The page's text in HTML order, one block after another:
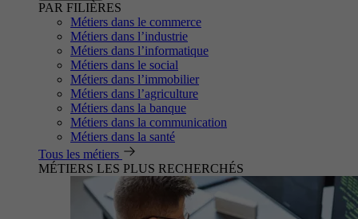
PAR FILIÈRES
Métiers dans le commerce
Métiers dans l’industrie
Métiers dans l’informatique
Métiers dans le social
Métiers dans l’immobilier
Métiers dans l’agriculture
Métiers dans la banque
Métiers dans la communication
Métiers dans la santé
Tous les métiers
MÉTIERS LES PLUS RECHERCHÉS